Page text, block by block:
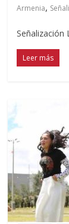
Armenia,
Señalización
Leer más